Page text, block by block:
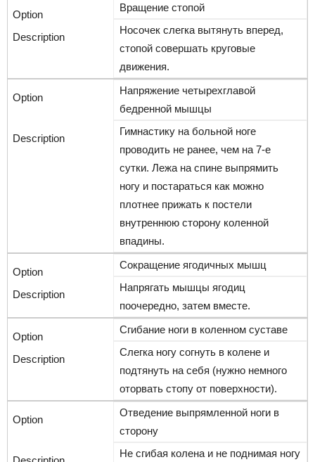
Вращение стопой
Носочек слегка вытянуть вперед,
стопой совершать круговые
движения.
Напряжение четырехглавой
бедренной мышцы
Гимнастику на больной ноге
проводить не ранее, чем на 7-е
сутки. Лежа на спине выпрямить
ногу и постараться как можно
плотнее прижать к постели
внутреннюю сторону коленной
впадины.
Сокращение ягодичных мышц
Напрягать мышцы ягодиц
поочередно, затем вместе.
Сгибание ноги в коленном суставе
Слегка ногу согнуть в колене и
подтянуть на себя (нужно немного
оторвать стопу от поверхности).
Отведение выпрямленной ноги в
сторону
Не сгибая колена и не поднимая ногу